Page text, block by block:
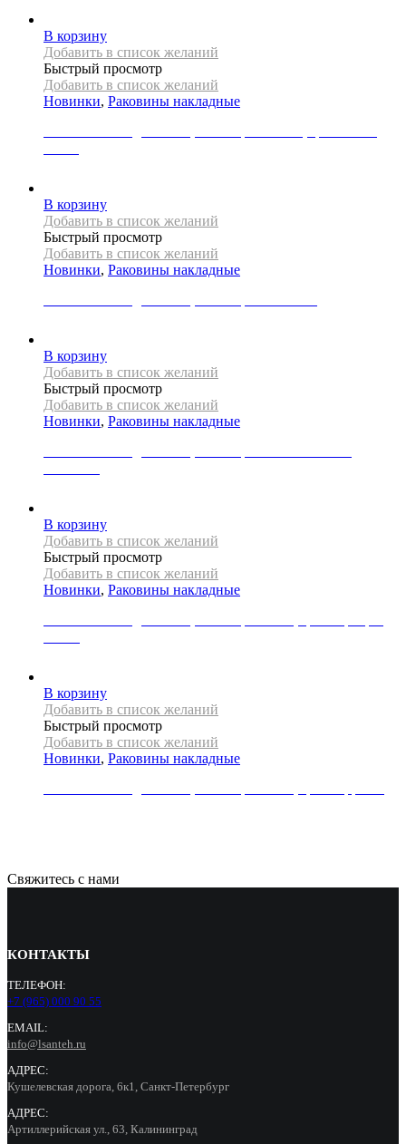
В корзину
Добавить в список желаний
Быстрый просмотр
Добавить в список желаний
Новинки, Раковины накладные
В корзину
Добавить в список желаний
Быстрый просмотр
Добавить в список желаний
Новинки, Раковины накладные
В корзину
Добавить в список желаний
Быстрый просмотр
Добавить в список желаний
Новинки, Раковины накладные
В корзину
Добавить в список желаний
Быстрый просмотр
Добавить в список желаний
Новинки, Раковины накладные
В корзину
Добавить в список желаний
Быстрый просмотр
Добавить в список желаний
Новинки, Раковины накладные
Свяжитесь с нами
КОНТАКТЫ
ТЕЛЕФОН:
+7 (965) 000 90 55
EMAIL:
info@lsanteh.ru
АДРЕС:
Кушелевская дорога, 6к1, Санкт-Петербург
АДРЕС:
Артиллерийская ул., 63, Калининград